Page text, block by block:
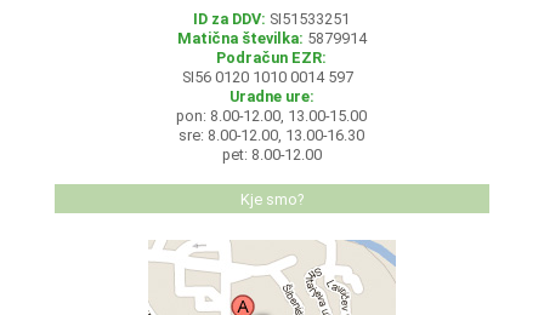
ID za DDV: SI51533251
Matična številka: 5879914
Podračun EZR:
SI56 0120 1010 0014 597
Uradne ure:
pon: 8.00-12.00, 13.00-15.00
sre: 8.00-12.00, 13.00-16.30
pet: 8.00-12.00
Kje smo?